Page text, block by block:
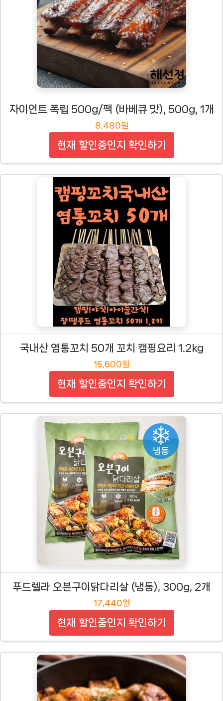
자이언트 폭립 500g/팩 (바베큐 맛), 500g, 1개
8,480원
현재 할인중인지 확인하기
국내산 염통꼬치 50개 꼬치 캠핑요리 1.2kg
15,600원
현재 할인중인지 확인하기
푸드렐라 오븐구이닭다리살 (냉동), 300g, 2개
17,440원
현재 할인중인지 확인하기